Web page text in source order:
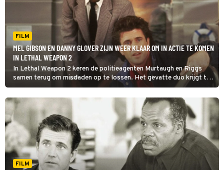
FILM
MEL GIBSON EN DANNY GLOVER ZIJN WEER KLAAR OM IN ACTIE TE KOMEN
IN LETHAL WEAPON 2
In Lethal Weapon 2 keren de politieagenten Murtaugh en Riggs
samen terug om misdaden op te lossen. Het gevatte duo krijgt te
maken met corrupte Zuid-Afrikaanse diplomaten.
FILM